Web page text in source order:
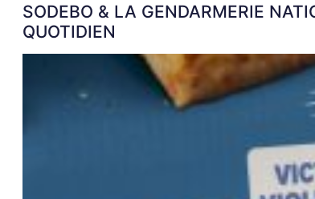
SODEBO & LA GENDARMERIE
QUOTIDIEN